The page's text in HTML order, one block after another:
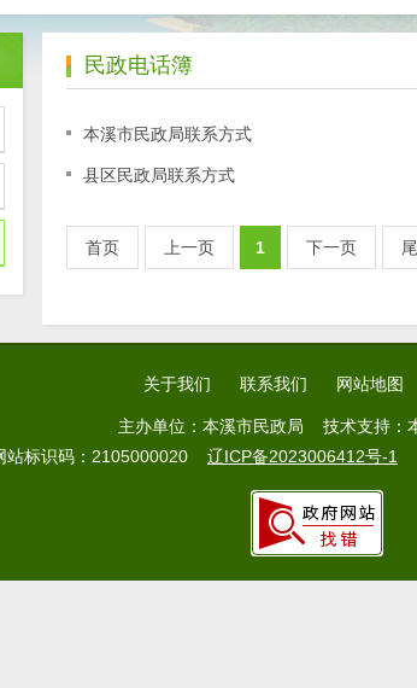
机构预收费存管业务商业银行的公告07-14
三方机构开展居家和社区养老服务提升行动项目评估工
29
招募承接养老机构预收费业务的银行结果的公告
民政电话簿
本溪市民政局联系方式
县区民政局联系方式
首页 上一页 1 下一页
关于我们 联系我们 网站地图
主办单位：本溪市民政局 技术支持：
站标识码：2105000020 辽ICP备2023006412号-1